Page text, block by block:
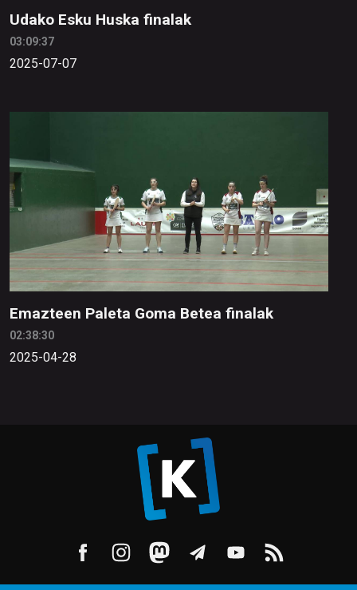
Udako Esku Huska finalak
03:09:37
2025-07-07
Emazteen Paleta Goma Betea finalak
02:38:30
2025-04-28